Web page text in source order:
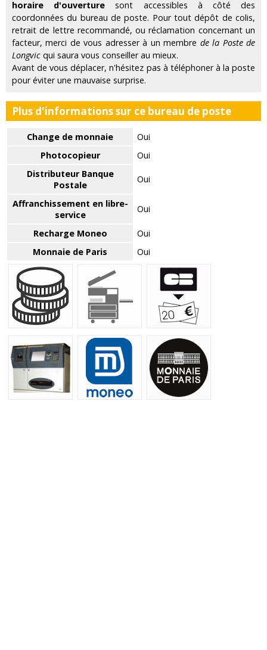
horaire d'ouverture sont accessibles à côté des
coordonnées du bureau de poste. Pour tout dépôt de colis,
retrait de lettre recommandé, ou réclamation concernant un
facteur, merci de vous adresser à un membre de la Poste de
Longvic qui saura vous conseiller au mieux.
Avant de vous déplacer, n'hésitez pas à téléphoner à la poste
pour éviter une mauvaise surprise.
Plus d'informations sur ce bureau de poste
Change de monnaie
Oui
Photocopieur
Oui
Distributeur Banque
Postale
Oui
Affranchissement en libre-
service
Oui
Recharge Moneo
Oui
Monnaie de Paris
Oui